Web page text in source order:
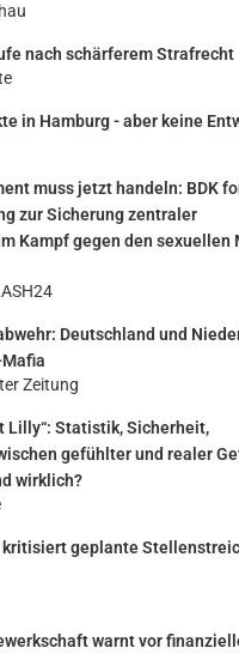
nach schärferem Strafrecht
in Hamburg - aber keine
muss jetzt handeln: BDK
zur Sicherung zentraler
Kampf gegen den sexuellen
Deutschland und
Zeitung
Lilly“: Statistik, Sicherheit,
gefühlter und realer
wirklich?
geplante
warnt vor